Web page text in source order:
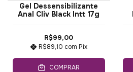
Gel Dessensibilizante
Anal Cliv Black Intt 17g
R$99,00
R$89,10 com Pix
COMPRAR